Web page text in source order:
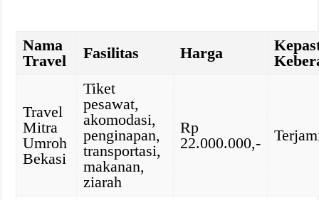
Nama
Travel
Fasilitas Harga
Travel
Mitra
Umroh
Bekasi
Tiket
pesawat,
akomodasi,
penginapan,
transportasi,
makanan,
ziarah
Rp
22.000.000,-